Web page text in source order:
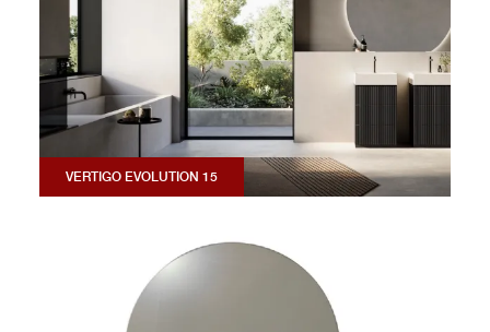
VERTIGO EVOLUTION 15